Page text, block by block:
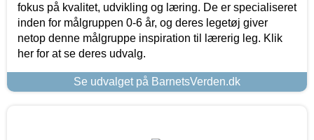
fokus på kvalitet, udvikling og læring. De er specialiseret
inden for målgruppen 0-6 år, og deres legetøj giver
netop denne målgruppe inspiration til lærerig leg. Klik
her for at se deres udvalg.
Se udvalget på BarnetsVerden.dk